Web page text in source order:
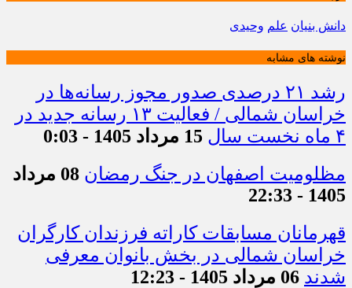
دانش بنیان علم وحیدی
نوشته های مشابه
رشد ۲۱ درصدی صدور مجوز رسانه‌ها در
خراسان شمالی / فعالیت ۱۳ رسانه جدید در
۴ ماه نخست سال
15 مرداد 1405 - 0:03
مظلومیت اصفهان در جنگ رمضان
08 مرداد
1405 - 22:33
قهرمانان مسابقات کاراته فرزندان کارگران
خراسان شمالی در بخش بانوان معرفی
شدند 06 مرداد 1405 - 12:23